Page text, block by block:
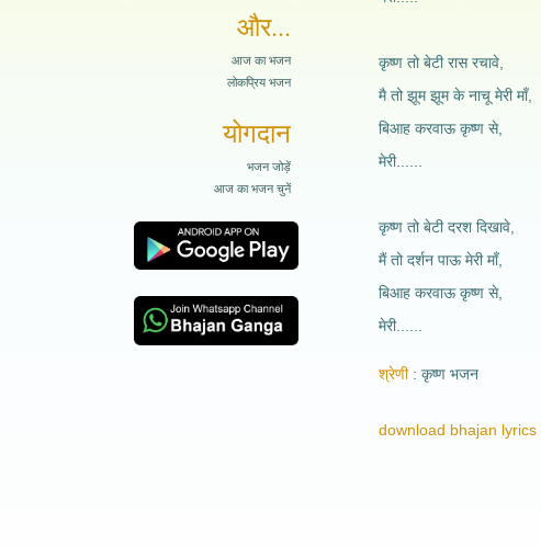
और...
आज का भजन
लोकप्रिय भजन
योगदान
भजन जोड़ें
आज का भजन चुनें
कृष्ण तो बेटी रास रचावे,
मै तो झूम झूम के नाचू मेरी माँ,
बिआह करवाऊ कृष्ण से,
मेरी......
कृष्ण तो बेटी दरश दिखावे,
मैं तो दर्शन पाऊ मेरी माँ,
बिआह करवाऊ कृष्ण से,
मेरी......
श्रेणी कृष्ण भजन
download bhajan lyrics